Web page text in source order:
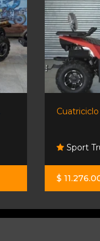
Cuatriciclo
Sport
$